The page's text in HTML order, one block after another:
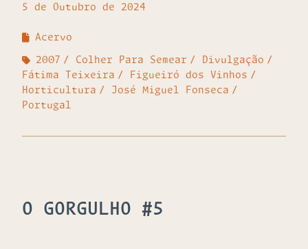
5 de Outubro de 2024
Acervo
2007 Colher Para Semear
Divulgação
Fátima Teixeira
Figueiró dos Vinhos
Horticultura
José Miguel Fonseca
Portugal
O GORGULHO #5